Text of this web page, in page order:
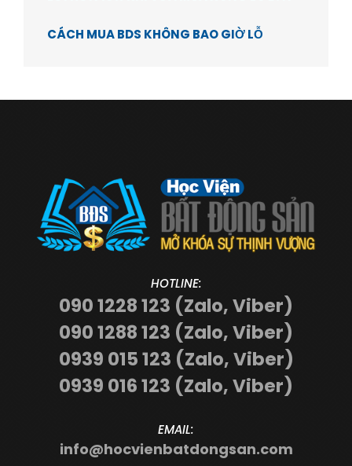
CÁCH MUA BDS KHÔNG BAO GIỜ LỖ
HOTLINE:
090 1228 123 (Zalo, Viber)
090 1288 123 (Zalo, Viber)
0939 015 123 (Zalo, Viber)
0939 016 123 (Zalo, Viber)
EMAIL:
info@hocvienbatdongsan.com